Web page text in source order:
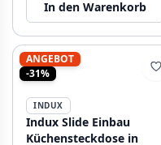
In den Warenkorb
ANGEBOT
-31%
INDUX
Indux Slide Einbau
Küchensteckdose in